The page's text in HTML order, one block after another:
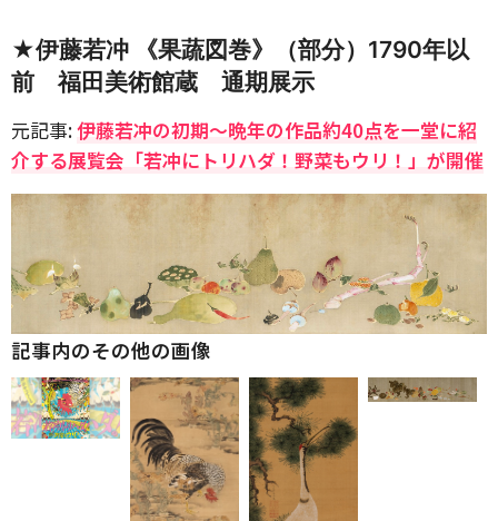
★伊藤若冲 《果蔬図巻》（部分）1790年以
前 福田美術館蔵 通期展示
元記事:伊藤若冲の初期〜晩年の作品約40点を一堂に紹
介する展覧会「若冲にトリハダ！野菜もウリ！」が開催
記事内のその他の画像